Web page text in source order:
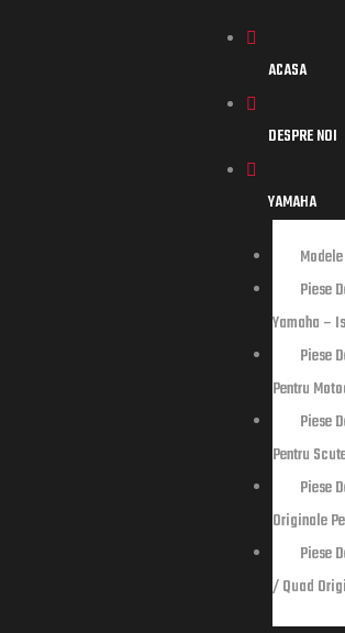
ACASA
DESPRE NOI
YAMAHA
Piese
Yamaha –
Piese
Pentru
Piese
Pentru
Piese
Originale
Piese
/ Quad